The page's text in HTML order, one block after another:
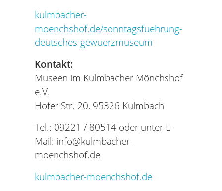
kulmbacher-
moenchshof.de/sonntagsfuehrung-
deutsches-gewuerzmuseum
Kontakt:
Museen im Kulmbacher Mönchshof
e.V.
Hofer Str. 20, 95326 Kulmbach
Tel.: 09221 / 80514 oder unter E-
Mail: info@kulmbacher-
moenchshof.de
kulmbacher-moenchshof.de